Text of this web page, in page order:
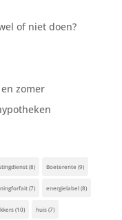
of niet doen?
zomer
(8) Boeterente (9)
(7) energielabel(8)
(10) huis(7)